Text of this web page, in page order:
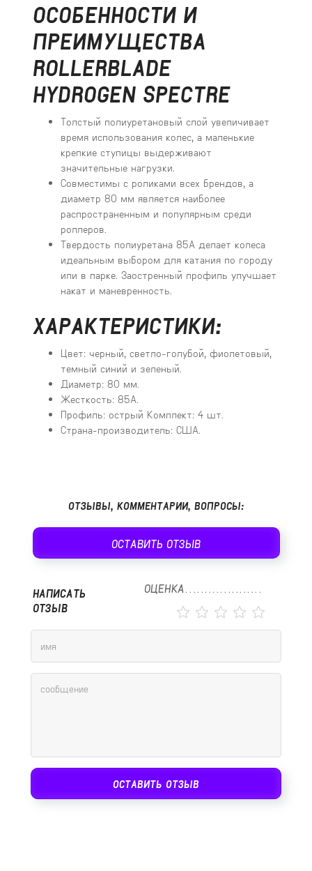
ОСОБЕННОСТИ И
ПРЕИМУЩЕСТВА
ROLLERBLADE
HYDROGEN SPECTRE
Толстый полиуретановый слой увеличивает
время использования колес, а маленькие
крепкие ступицы выдерживают
значительные нагрузки.
Совместимы с роликами всех брендов, а
диаметр 80 мм является наиболее
распространенным и популярным среди
роллеров.
Твердость полиуретана 85A делает колеса
идеальным выбором для катания по городу
или в парке. Заостренный профиль улучшает
накат и маневренность.
ХАРАКТЕРИСТИКИ:
Цвет: черный, светло-голубой, фиолетовый,
темный синий и зеленый.
Диаметр: 80 мм.
Жесткость: 85А.
Профиль: острый Комплект: 4 шт.
Страна-производитель: США.
ОТЗЫВЫ, КОММЕНТАРИИ, ВОПРОСЫ:
ОСТАВИТЬ ОТЗЫВ
НАПИСАТЬ
ОТЗЫВ
ОЦЕНКА
ОСТАВИТЬ ОТЗЫВ